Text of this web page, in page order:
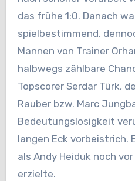
das frühe 1:0. Danach
spielbestimmend,
Mannen von Trainer
halbwegs zählbare
Topscorer Serdar Türk,
Rauber bzw. Marc
Bedeutungslosigkeit
langen Eck vorbeistrich.
als Andy Heiduk noch
erzielte.